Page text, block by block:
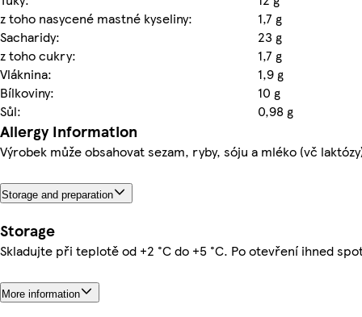
z toho nasycené mastné kyseliny:
1,7 g
Sacharidy:
23 g
z toho cukry:
1,7 g
Vláknina:
1,9 g
Bílkoviny:
10 g
Sůl:
0,98 g
Allergy Information
Výrobek může obsahovat sezam, ryby, sóju a mléko (vč
Storage and preparation
Storage
Skladujte při teplotě od +2 °C do +5 °C. Po otevření ihned
More information